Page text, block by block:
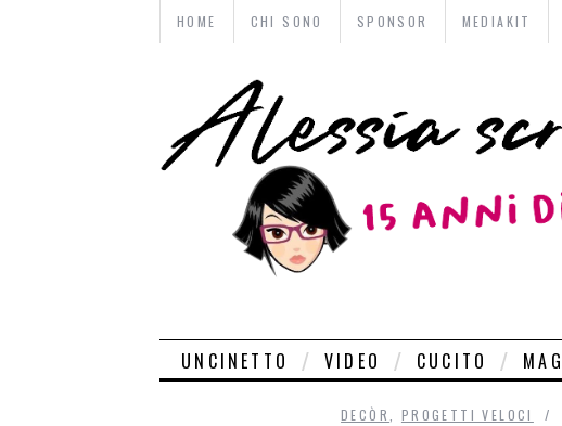
HOME CHI SONO SPONSOR MEDIAKIT
UNCINETTO VIDEO CUCITO
DECÒR PROGETTI VELOCI